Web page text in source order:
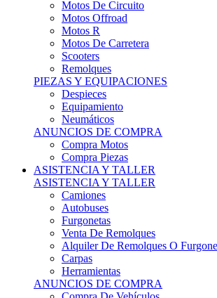
Motos R
Motos De Carretera
Scooters
Remolques
PIEZAS Y EQUIPACIONES
Despieces
Equipamiento
Neumáticos
ANUNCIOS DE COMPRA
Compra Motos
Compra Piezas
ASISTENCIA Y TALLER
ASISTENCIA Y TALLER
Camiones
Autobuses
Furgonetas
Venta De Remolques
Alquiler De Remolques O Furgones
Carpas
Herramientas
ANUNCIOS DE COMPRA
Compra De Vehículos
Compra De Herramientas